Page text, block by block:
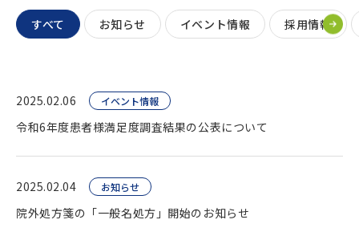
すべて お知らせ イベント情報 採用情報
2025.02.06 イベント情報
令和6年度患者様満足度調査結果の公表について
2025.02.04 お知らせ
院外処方箋の「一般名処方」開始のお知らせ